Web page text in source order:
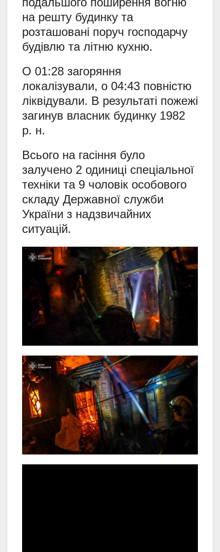
на решту будинку та
розташовані поруч господарчу
будівлю та літню кухню.
О 01:28 загоряння
локалізували, о 04:43 повністю
ліквідували. В результаті пожежі
загинув власник будинку 1982
р. н.
Всього на гасіння було
залучено 2 одиниці спеціальної
техніки та 9 чоловік особового
складу Державної служби
України з надзвичайних
ситуацій.